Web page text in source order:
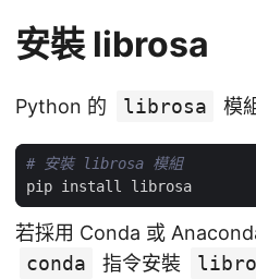
安裝 librosa
Python 的 librosa 模
# 安裝 librosa 模組
若採用 Conda 或
conda
指令安裝